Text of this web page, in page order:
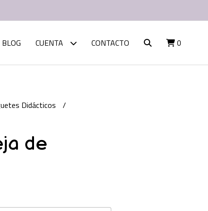
BLOG CUENTA CONTACTO 0
Didácticos
de